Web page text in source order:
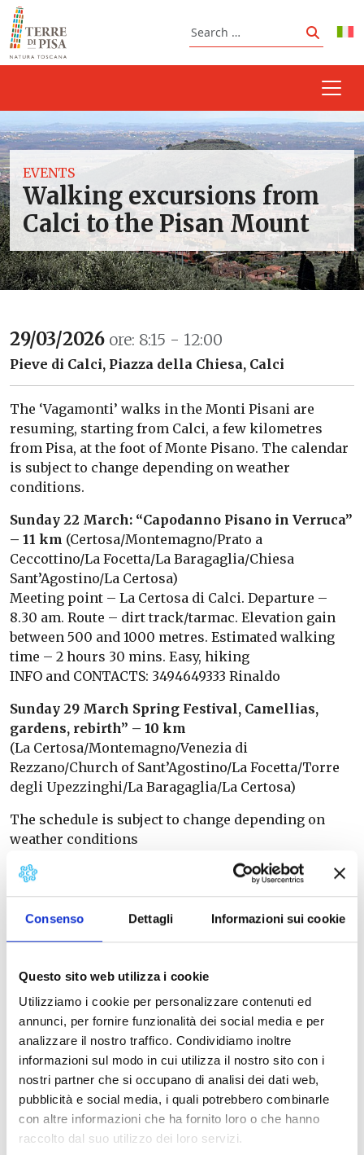
Consenso Dettagli Informazioni sui cookie
Questo sito web utilizza i cookie
Utilizziamo i cookie per personalizzare contenuti ed
annunci, per fornire funzionalità dei social media e per
analizzare il nostro traffico. Condividiamo inoltre
informazioni sul modo in cui utilizza il nostro sito con i
nostri partner che si occupano di analisi dei dati web,
pubblicità e social media, i quali potrebbero combinarle
con altre informazioni che ha fornito loro o che hanno
raccolto dal suo utilizzo dei loro servizi.
Skip to content
Search
Search
EVENTS
Walking excursions from
Calci to the Pisan Mount
29/03/2026 ore: 8:15 - 12:00
Pieve di Calci, Piazza della Chiesa, Calci
The ‘Vagamonti’ walks in the Monti Pisani are
resuming, starting from Calci, a few kilometres
from Pisa, at the foot of Monte Pisano. The calendar
is subject to change depending on weather
conditions.
Sunday 22 March: “Capodanno Pisano in Verruca”
– 11 km (Certosa/Montemagno/Prato a
Ceccottino/La Focetta/La Baragaglia/Chiesa
Sant’Agostino/La Certosa)
Meeting point – La Certosa di Calci. Departure –
8.30 am. Route – dirt track/tarmac. Elevation gain
between 500 and 1000 metres. Estimated walking
time – 2 hours 30 mins. Easy, hiking
INFO and CONTACTS: 3494649333 Rinaldo
Sunday 29 March Spring Festival, Camellias,
gardens, rebirth” – 10 km
(La Certosa/Montemagno/Venezia di
Rezzano/Church of Sant’Agostino/La Focetta/Torre
degli Upezzinghi/La Baragaglia/La Certosa)
The schedule is subject to change depending on
weather conditions
The name of Calci, famous for its marvellous
quarries dating back to Roman times. Due to its
strategic position and the presence of the nearby
medieval wars between Pisa and Florence. The
against convents or churches amidst olive groves
and chestnut groves, has given the valley, which
faces the sea and is protected to the north by the
Monti Pisani, the name Val Graziosa.
This circumstance allows for a year-round
favourable climate that invites walks on paths and
itineraries in nature, practicable by both expert
hikers and simple enthusiasts.